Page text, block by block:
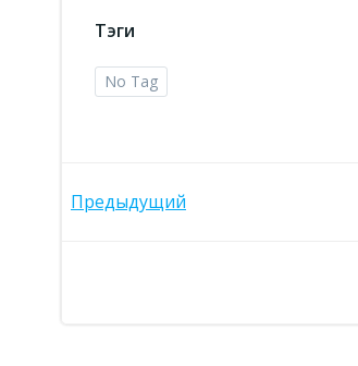
Тэги
No Tag
Навигация
Предыдущий